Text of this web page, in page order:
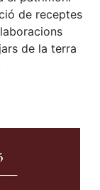
de receptes
de la terra